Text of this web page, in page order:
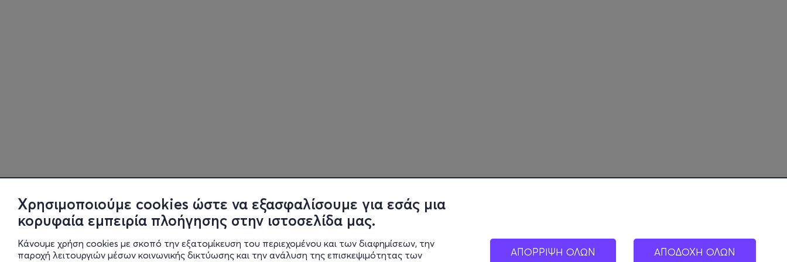
Χρησιμοποιούμε cookies ώστε να εξασφαλίσουμε για εσάς μια
κορυφαία εμπειρία πλοήγησης στην ιστοσελίδα μας.
Κάνουμε χρήση cookies με σκοπό την εξατομίκευση του περιεχομένου και των διαφημίσεων, την
παροχή λειτουργιών μέσων κοινωνικής δικτύωσης και την ανάλυση της επισκεψιμότητας των
ΑΠΟΡΡΙΨΗ ΟΛΩΝ ΑΠΟΔΟΧΗ ΟΛΩΝ